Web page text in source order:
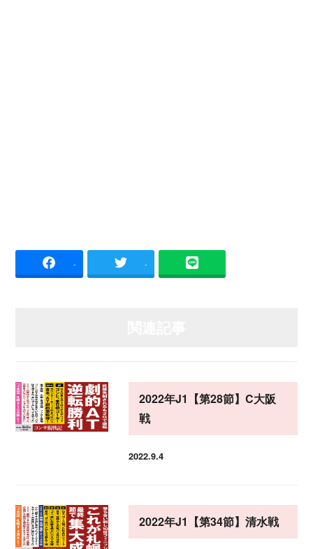
- -
2022年J1【第28節】C大阪
戦
投稿日
2022.9.4
2022年J1【第34節】清水戦